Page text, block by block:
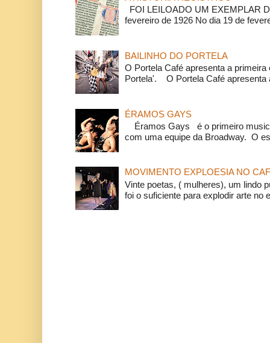
FOI LEILOADO UM EXEMPLAR
fevereiro de 1926 No dia 19 de
BAILINHO DO PORTELA
O Portela Café apresenta a
Portela'. O Portela Café apresenta
ÉRAMOS GAYS
Éramos Gays é o primeiro
com uma equipe da Broadway. O
MOVIMENTO EXPLOESIA NO
Vinte poetas, ( mulheres), um lindo
foi o suficiente para explodir arte no